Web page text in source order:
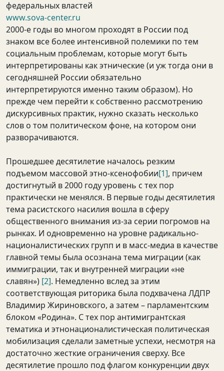
федеральных властей
www.sova-center.ru
2000-е годы во многом проходят в России под
знаком все более интенсивной полемики по тем
социальным проблемам, которые могут быть
интерпретированы как этнические (и уж тогда они в
сегодняшней России обязательно
интерпретируются именно таким образом). Но
прежде чем перейти к собственно рассмотрению
дискурсивных практик, нужно сказать несколько
слов о том политическом фоне, на котором они
разворачиваются.
Прошедшее десятилетие началось резким
подъемом массовой этно-ксенофобии[1], причем
достигнутый в 2000 году уровень с тех пор
практически не менялся. В первые годы десятилетия
тема расистского насилия вошла в сферу
общественного внимания из-за серии погромов на
рынках. И одновременно на уровне радикально-
националистических групп и в масс-медиа в качестве
главной темы была осознана тема миграции (как
иммиграции, так и внутренней миграции «не
славян») [2]. Немедленно вслед за этим
соответствующая риторика была подхвачена ЛДПР
Владимир Жириновского, а затем – парламентским
блоком «Родина». С тех пор антимигрантская
тематика и этнонационалистическая политическая
мобилизация сделали заметные успехи, несмотря на
достаточно жесткие ограничения сверху. Все
десятилетие прошло под флагом конкуренции двух